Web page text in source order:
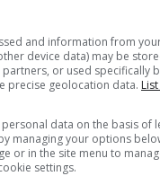
180 h (3-hourly)
12
84 h (3-
hourly)
and information from
device data) may be
or used specifically
precise geolocation data.
data on the basis of
managing your options
or in the site menu to
settings.